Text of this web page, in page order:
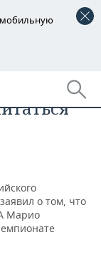
мобильную
о том, что
Марио